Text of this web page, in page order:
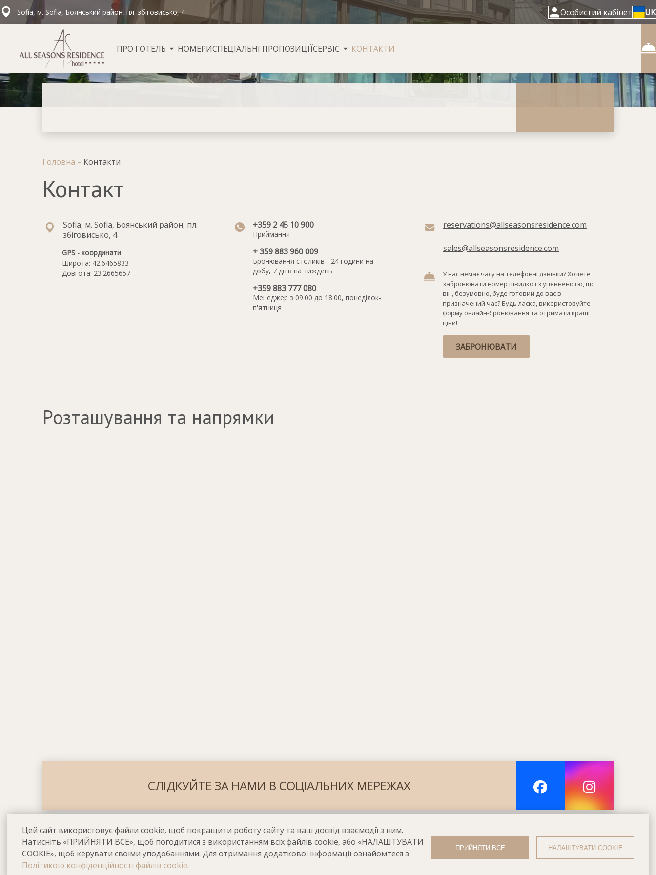
Цей сайт використовує файли cookie, щоб покращити роботу сайту та ваш досвід взаємодії з ним.
Натисніть «ПРИЙНЯТИ ВСЕ», щоб погодитися з використанням всіх файлів cookie, або «НАЛАШТУВАТИ
COOKIE», щоб керувати своїми уподобаннями. Для отримання додаткової інформації ознайомтеся з
Політикою конфіденційності файлів cookie.
ПРИЙНЯТИ ВСЕ НАЛАШТУВАТИ COOKIE
Sofia, м. Sofia, Боянський район, пл. збіговисько, 4 Особистий кабінет UK
ПРО ГОТЕЛЬ НОМЕРИСПЕЦІАЛЬНІ ПРОПОЗИЦІЇСЕРВІС КОНТАКТИ
Головна – Контакти
Контакт
Sofia, м. Sofia, Боянський район, пл.
збіговисько, 4
GPS - координати
Широта: 42.6465833
Довгота: 23.2665657
+359 2 45 10 900
Приймання
+ 359 883 960 009
Бронювання столиків - 24 години на
добу, 7 днів на тиждень
+359 883 777 080
Менеджер з 09.00 до 18.00, понеділок-
п'ятниця
reservations@allseasonsresidence.com
sales@allseasonsresidence.com
У вас немає часу на телефонні дзвінки? Хочете
забронювати номер швидко і з упевненістю, що
він, безумовно, буде готовий до вас в
призначений час? Будь ласка, використовуйте
форму онлайн-бронювання та отримати кращі
ціни!
ЗАБРОНЮВАТИ
Розташування та напрямки
СЛІДКУЙТЕ ЗА НАМИ В СОЦІАЛЬНИХ МЕРЕЖАХ
© Готель All Seasons Residence Hotel